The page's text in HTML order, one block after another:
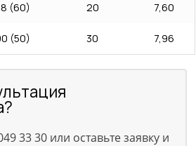
(60) 20 7,60
(50) 30 7,96
33 30 или оставьте заявку и